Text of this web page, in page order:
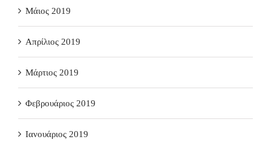
Μάιος 2019
Απρίλιος 2019
Μάρτιος 2019
Φεβρουάριος 2019
Ιανουάριος 2019